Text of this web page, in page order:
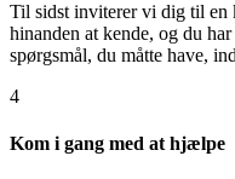
Til sidst inviterer vi dig til
hinanden at kende, og du
spørgsmål, du måtte have,
4
Kom i gang med at hjælpe